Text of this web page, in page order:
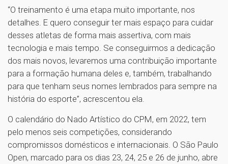
“O treinamento é uma etapa muito importante, nos
detalhes. E quero conseguir ter mais espaço para cuidar
desses atletas de forma mais assertiva, com mais
tecnologia e mais tempo. Se conseguirmos a dedicação
dos mais novos, levaremos uma contribuição importante
para a formação humana deles e, também, trabalhando
para que tenham seus nomes lembrados para sempre na
história do esporte”, acrescentou ela.
O calendário do Nado Artístico do CPM, em 2022, tem
pelo menos seis competições, considerando
compromissos domésticos e internacionais. O São Paulo
Open, marcado para os dias 23, 24, 25 e 26 de junho, abre